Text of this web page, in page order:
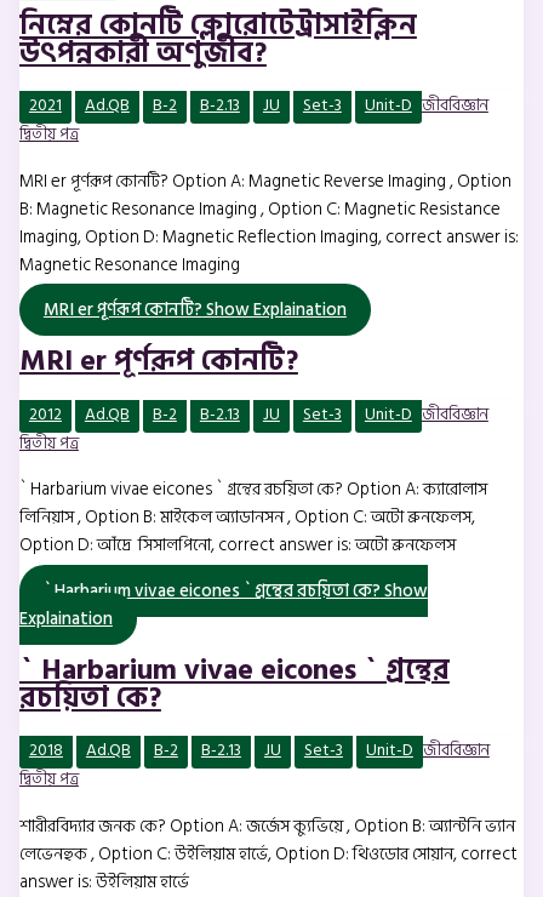
নিম্নের কোনটি ক্লোরোটেট্রাসাইক্লিন
উৎপন্নকারী অণুজীব?
2021 Ad.QB B-2 B-2.13 JU Set-3 Unit-D জীববিজ্ঞান
দ্বিতীয় পত্র
MRI er পূর্ণরূপ কোনটি? Option A: Magnetic Reverse Imaging , Option
B: Magnetic Resonance Imaging , Option C: Magnetic Resistance
Imaging, Option D: Magnetic Reflection Imaging, correct answer is:
Magnetic Resonance Imaging
MRI er পূর্ণরূপ কোনটি?Show Explaination
MRI er পূর্ণরূপ কোনটি?
2012 Ad.QB B-2 B-2.13 JU Set-3 Unit-D জীববিজ্ঞান
দ্বিতীয় পত্র
` Harbarium vivae eicones ` গ্রন্থের রচয়িতা কে? Option A: ক্যারোলাস
লিনিয়াস , Option B: মাইকেল অ্যাডানসন , Option C: অটো ব্রুনফেলস,
Option D: আঁদ্রে সিসালপিনো, correct answer is: অটো ব্রুনফেলস
` Harbarium vivae eicones ` গ্রন্থের রচয়িতা কে?Show
Explaination
` Harbarium vivae eicones ` গ্রন্থের
রচয়িতা কে?
2018 Ad.QB B-2 B-2.13 JU Set-3 Unit-D জীববিজ্ঞান
দ্বিতীয় পত্র
শারীরবিদ্যার জনক কে? Option A: জর্জেস ক্যুভিয়ে , Option B: অ্যান্টনি ভ্যান
লেভেনহুক , Option C: উইলিয়াম হার্ভে, Option D: থিওডোর সোয়ান, correct
answer is: উইলিয়াম হার্ভে